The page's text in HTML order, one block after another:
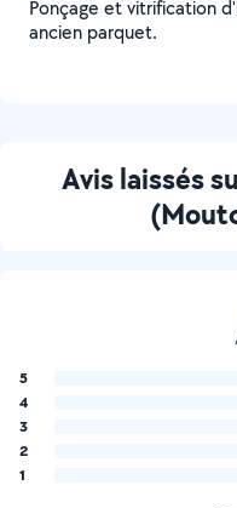
Ponçage et vitrification
ancien parquet.
Avis laissés
5
4
3
2
1